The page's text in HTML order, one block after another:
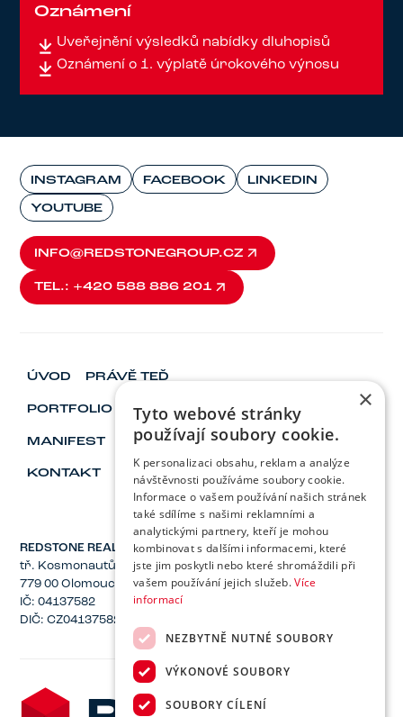
Oznámení
Uveřejnění výsledků nabídky dluhopisů
Oznámení o 1. výplatě úrokového výnosu
INSTAGRAM FACEBOOK LINKEDIN
YOUTUBE
INFO@REDSTONEGROUP.CZ
INFO@REDSTONEGROUP.CZ
TEL.: +420 588 886 201
TEL.: +420 588 886 201
REDSTONE REAL ESTATE, a.s.
tř. Kosmonautů 1221/2a
779 00 Olomouc
IČ: 04137582
DIČ: CZ04137582
ÚVOD PRÁVĚ TEĎ
PORTFOLIO ESG FINANCE
MANIFEST VIZIONÁŘ & LÍDŘI KARIÉRA
KONTAKT
×
Tyto webové stránky
používají soubory cookie.
K personalizaci obsahu, reklam a analýze
návštěvnosti používáme soubory cookie.
Informace o vašem používání našich stránek
také sdílíme s našimi reklamními a
analytickými partnery, kteří je mohou
kombinovat s dalšími informacemi, které
jste jim poskytli nebo které shromáždili při
vašem používání jejich služeb.Více
informací
NEZBYTNĚ NUTNÉ SOUBORY
VÝKONOVÉ SOUBORY
SOUBORY CÍLENÍ